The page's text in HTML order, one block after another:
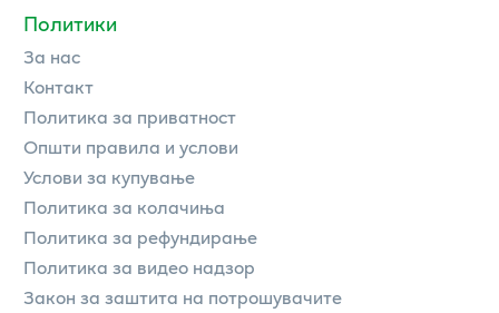
Политики
За нас
Контакт
Политика за приватност
Општи правила и услови
Услови за купување
Политика за колачиња
Политика за рефундирање
Политика за видео надзор
Закон за заштита на потрошувачите